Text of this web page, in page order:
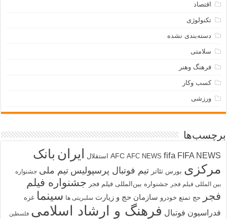
اقتصاد
تکنولوژی
دسته‌بندی نشده
سلامتی
فرهنگ وهنر
کسب وکار
ورزشی
برچسب‌ها
AFC AFC NEWS fifa FIFA NEWS استقلال ایران بانک
مرکزی بورس تئاتر تیم فوتبال پرسپولیس تیم ملی جشنواره
بین المللی فیلم فجر جشنواره بین‌المللی فیلم فجر جشنواره فیلم
فجر
حج تمتع خودرو سازمان حج و زیارت سلبریتی ها سینما غزه
فدراسیون فوتبال فرهنگ و ارشاد اسلامی فلسطین